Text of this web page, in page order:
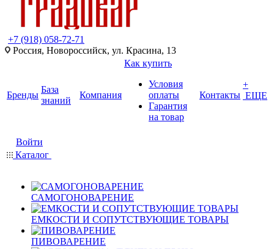
+7 (918) 058-72-71
Россия, Новороссийск, ул. Красина, 13
Бренды
База
знаний
Компания
Как купить
Условия
оплаты
Гарантия
на товар
Контакты
+
ЕЩЕ
Войти
Каталог
САМОГОНОВАРЕНИЕ
ЕМКОСТИ И СОПУТСТВУЮЩИЕ ТОВАРЫ
ПИВОВАРЕНИЕ